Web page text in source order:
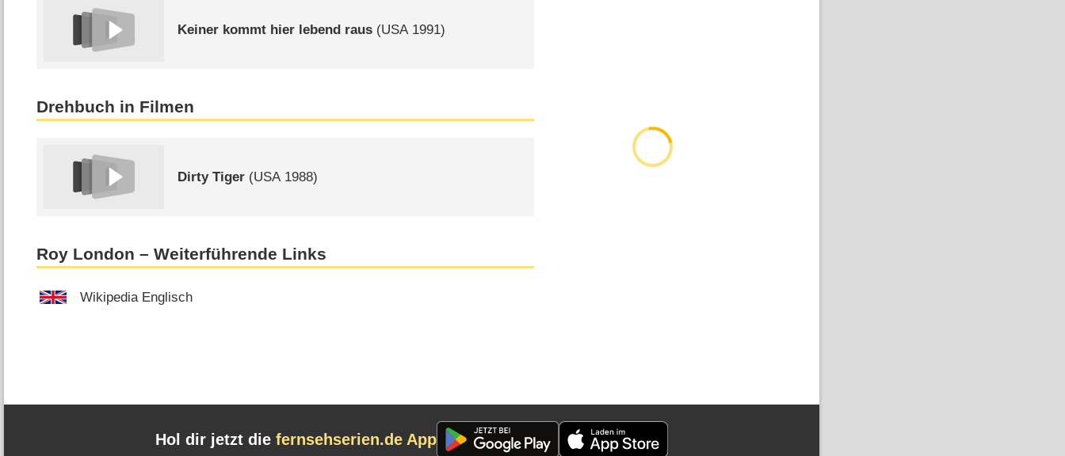
Keiner kommt hier lebend raus (USA1991)
Drehbuch in Filmen
Dirty Tiger (USA1988)
Roy London – Weiterführende Links
Wikipedia Englisch
Hol dir jetzt die fernsehserien.de App